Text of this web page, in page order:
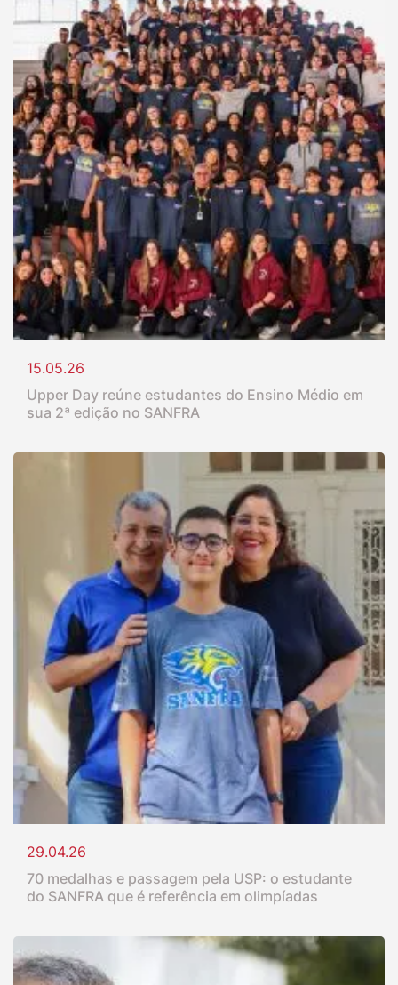
15.05.26
Upper Day reúne estudantes do Ensino Médio em
sua 2ª edição no SANFRA
29.04.26
70 medalhas e passagem pela USP: o estudante
do SANFRA que é referência em olimpíadas